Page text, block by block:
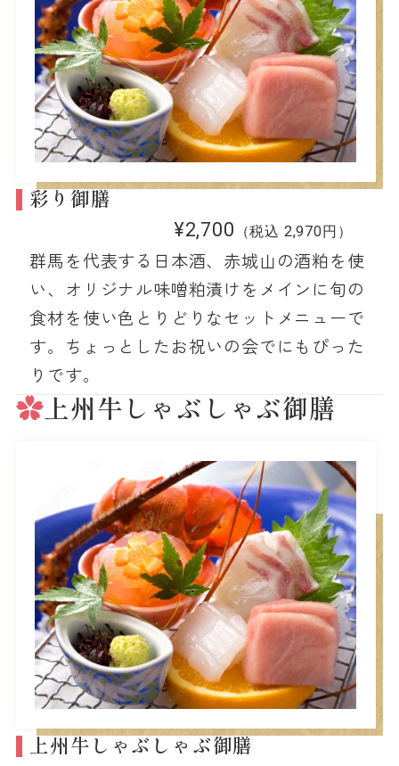
彩り御膳
¥2,700 （税込 2,970円）
群馬を代表する日本酒、赤城山の酒粕を使
い、オリジナル味噌粕漬けをメインに旬の
食材を使い色とりどりなセットメニューで
す。ちょっとしたお祝いの会でにもぴった
りです。
上州牛しゃぶしゃぶ御膳
上州牛しゃぶしゃぶ御膳